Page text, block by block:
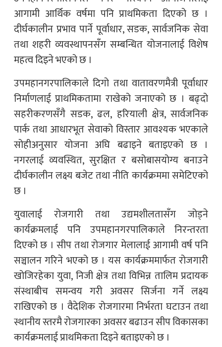
आगामी आर्थिक वर्षमा पनि प्राथमिकता दिएको छ ।
दीर्घकालीन प्रभाव पार्ने पूर्वाधार, सडक, सार्वजनिक सेवा
तथा शहरी व्यवस्थापनसँग सम्बन्धित योजनालाई विशेष
महत्व दिइने भएको छ ।
उपमहानगरपालिकाले दिगो तथा वातावरणमैत्री पूर्वाधार
निर्माणलाई प्राथमिकतामा राखेको जनाएको छ । बढ्दो
सहरीकरणसँगै सडक, ढल, हरियाली क्षेत्र, सार्वजनिक
पार्क तथा आधारभूत सेवाको विस्तार आवश्यक भएकाले
सोहीअनुसार योजना अघि बढाइने बताइएको छ ।
नगरलाई व्यवस्थित, सुरक्षित र बसोबासयोग्य बनाउने
दीर्घकालीन लक्ष्य बजेट तथा नीति कार्यक्रममा समेटिएको
छ ।
युवालाई रोजगारी तथा उद्यमशीलतासँग जोड्ने
कार्यक्रमलाई पनि उपमहानगरपालिकाले निरन्तरता
दिएको छ । सीप तथा रोजगार मेलालाई आगामी वर्ष पनि
सञ्चालन गरिने भएको छ । यस कार्यक्रममार्फत रोजगारी
खोजिरहेका युवा, निजी क्षेत्र तथा विभिन्न तालिम प्रदायक
संस्थाबीच समन्वय गरी अवसर सिर्जना गर्ने लक्ष्य
राखिएको छ । वैदेशिक रोजगारमा निर्भरता घटाउन तथा
स्थानीय स्तरमै रोजगारका अवसर बढाउन सीप विकासका
कार्यक्रमलाई प्राथमिकता दिइने बताइएको छ ।